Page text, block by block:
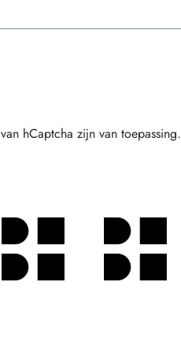
van hCaptcha zijn van toepassing.